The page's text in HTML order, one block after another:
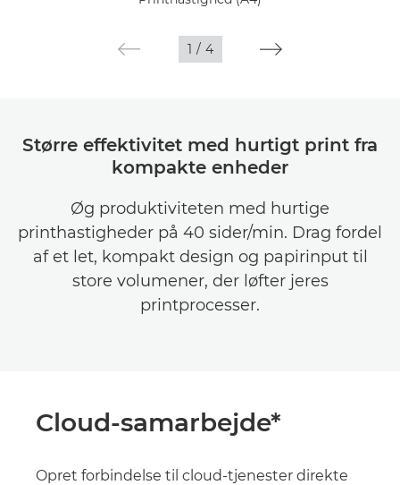
1 / 4
Større effektivitet med hurtigt print fra
kompakte enheder
Øg produktiviteten med hurtige
printhastigheder på 40 sider/min. Drag fordel
af et let, kompakt design og papirinput til
store volumener, der løfter jeres
printprocesser.
Cloud-samarbejde*
Opret forbindelse til cloud-tjenester direkte